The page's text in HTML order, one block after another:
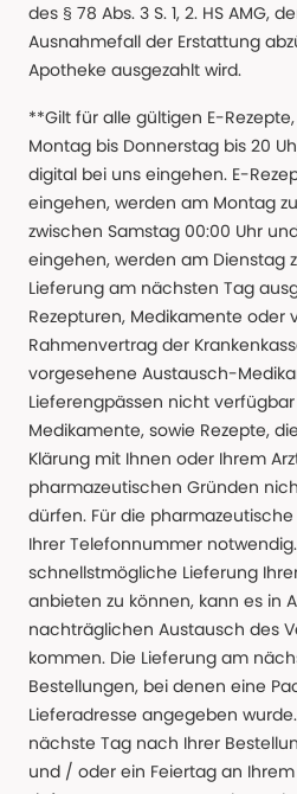
des § 78 Abs. 3 S. 1, 2. HS AMG,
Ausnahmefall der Erstattung
Apotheke ausgezahlt wird.
**Gilt für alle gültigen E-
Montag bis Donnerstag bis 20
digital bei uns eingehen. E-
eingehen, werden am Montag
zwischen Samstag 00:00 Uhr
eingehen, werden am Dienstag
Lieferung am nächsten Tag
Rezepturen, Medikamente oder
Rahmenvertrag der
vorgesehene Austausch-
Lieferengpässen nicht
Medikamente, sowie Rezepte,
Klärung mit Ihnen oder Ihrem
pharmazeutischen Gründen
dürfen. Für die
Ihrer Telefonnummer
schnellstmögliche Lieferung
anbieten zu können, kann es in
nachträglichen Austausch des
kommen. Die Lieferung am
Bestellungen, bei denen eine
Lieferadresse angegeben
nächste Tag nach Ihrer
und / oder ein Feiertag an